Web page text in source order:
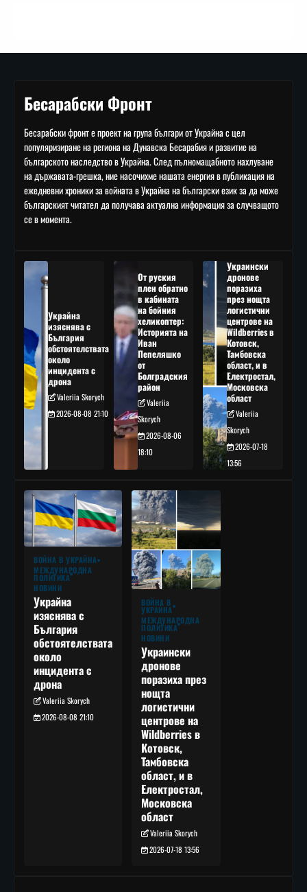
Бесарабски Фронт
Бесарабски фронт е проект на група българи от Украйна с цел
популяризиране на региона на Дунавска Бесарабия и развитие на
българското наследство в Украйна. След пълномащабното нахлуване
на държавата-грешка, ние насочихме нашата енергия в публикация на
ежедневни хроники за войната в Украйна на български език за да може
българският читател да получава актуална информация за случващото
се в момента.
Украйна
изяснява с
България
обстоятелствата
около
инцидента с
дрона
Valeriia Skorych
2026-08-08 21:10
От руския
плен обратно
в кабината
на бойния
хеликоптер:
Историята на
Иван
Пепеляшко
от
Болградския
район
Valeriia
Skorych
2026-08-06
18:10
Украински
дронове
поразиха
през нощта
логистични
центрове на
Wildberries в
Котовск,
Тамбовска
област, и в
Електростал,
Московска
област
Valeriia
Skorych
2026-07-18
13:56
ВОЙНА В УКРАЙНА
МЕЖДУНАРОДНА
ПОЛИТИКА
НОВИНИ
Украйна
изяснява с
България
обстоятелствата
около
инцидента с
дрона
Valeriia Skorych
2026-08-08 21:10
ВОЙНА В
УКРАЙНА
МЕЖДУНАРОДНА
ПОЛИТИКА
НОВИНИ
Украински
дронове
поразиха през
нощта
логистични
центрове на
Wildberries в
Котовск,
Тамбовска
област, и в
Електростал,
Московска
област
Valeriia Skorych
2026-07-18 13:56